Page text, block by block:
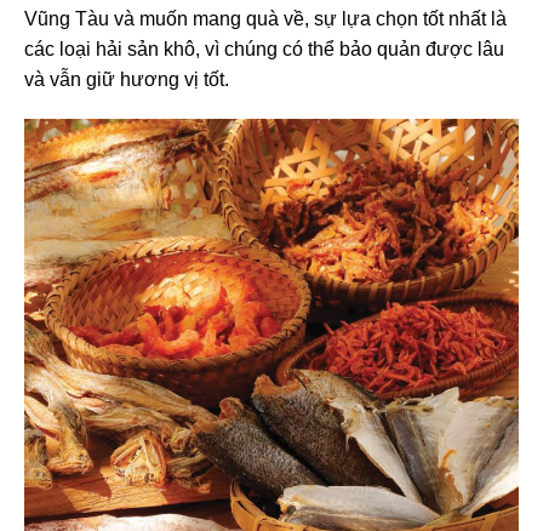
Vũng Tàu và muốn mang quà về, sự lựa chọn tốt nhất là
các loại hải sản khô, vì chúng có thể bảo quản được lâu
và vẫn giữ hương vị tốt.